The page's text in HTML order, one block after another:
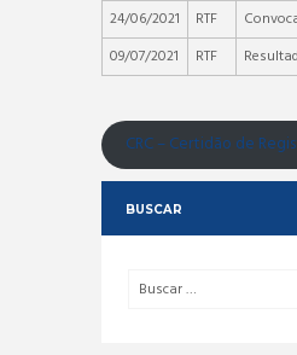
24/06/2021
RTF
09/07/2021
RTF
CRC – Certidão de
BUSCAR